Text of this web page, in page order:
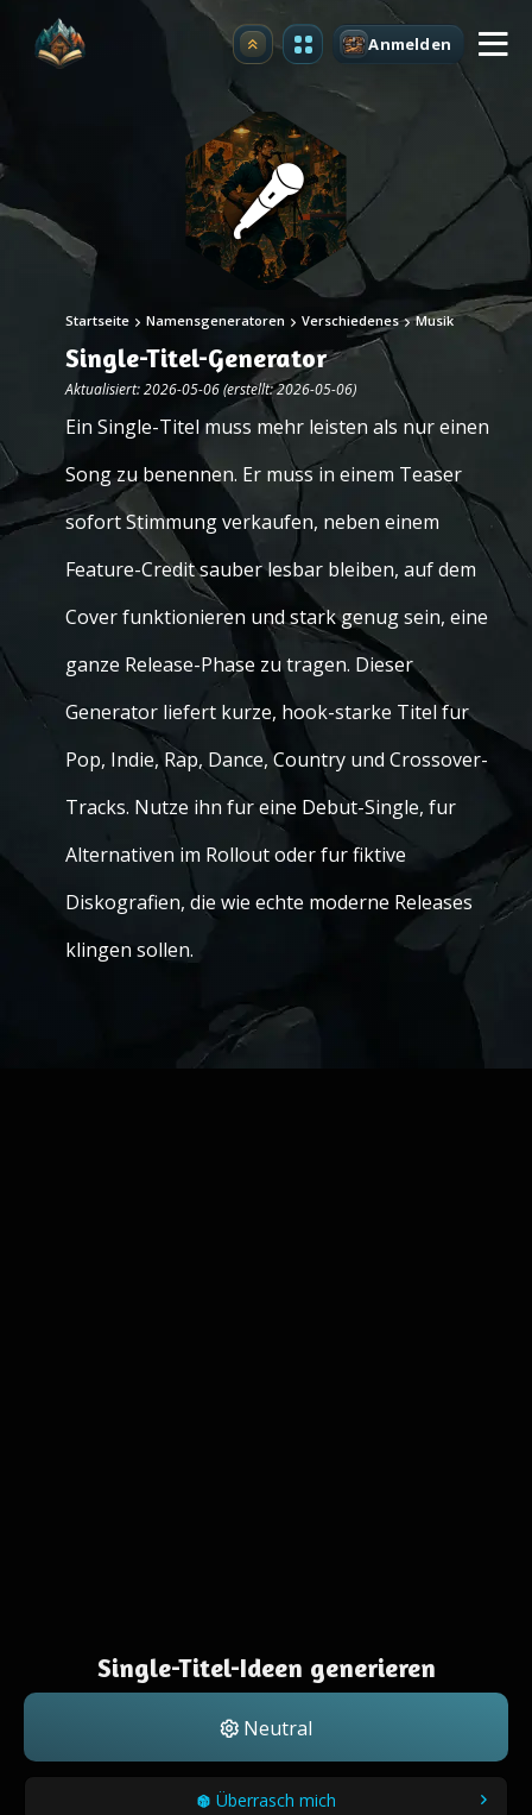
Upgrade Anmelden
Startseite Namensgeneratoren Verschiedenes Musik
Single-Titel-Generator
Aktualisiert: 2026-05-06 (erstellt: 2026-05-06)
Ein Single-Titel muss mehr leisten als nur einen
Song zu benennen. Er muss in einem Teaser
sofort Stimmung verkaufen, neben einem
Feature-Credit sauber lesbar bleiben, auf dem
Cover funktionieren und stark genug sein, eine
ganze Release-Phase zu tragen. Dieser
Generator liefert kurze, hook-starke Titel fur
Pop, Indie, Rap, Dance, Country und Crossover-
Tracks. Nutze ihn fur eine Debut-Single, fur
Alternativen im Rollout oder fur fiktive
Diskografien, die wie echte moderne Releases
klingen sollen.
Single-Titel-Ideen generieren
Neutral
Überrasch mich